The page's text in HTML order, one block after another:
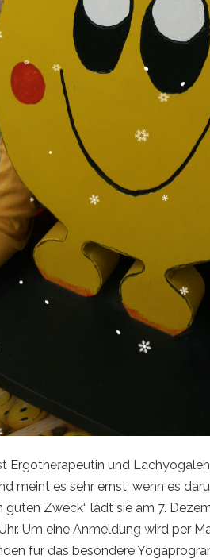
Ergotherapeutin und
meint es sehr ernst, wenn es
Zweck“ lädt sie am 7.
Um eine Anmeldung wird per
für das besondere